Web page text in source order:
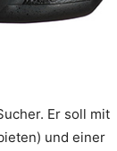
Er soll mit
und einer